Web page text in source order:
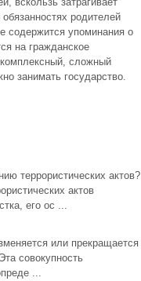
родителей
содержится упоминания о
на гражданское
комплексный, сложный
занимать государство.
террористических актов?
актов
его ос ...
или прекращается
совокупность
...